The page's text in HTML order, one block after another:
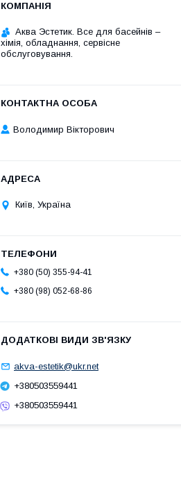
Аква Эстетик. Все для басейнів –
хімія, обладнання, сервісне
обслуговування.
Володимир Вікторович
Київ, Україна
+380 (50) 355-94-41
+380 (98) 052-68-86
akva-estetik@ukr.net
+380503559441
+380503559441